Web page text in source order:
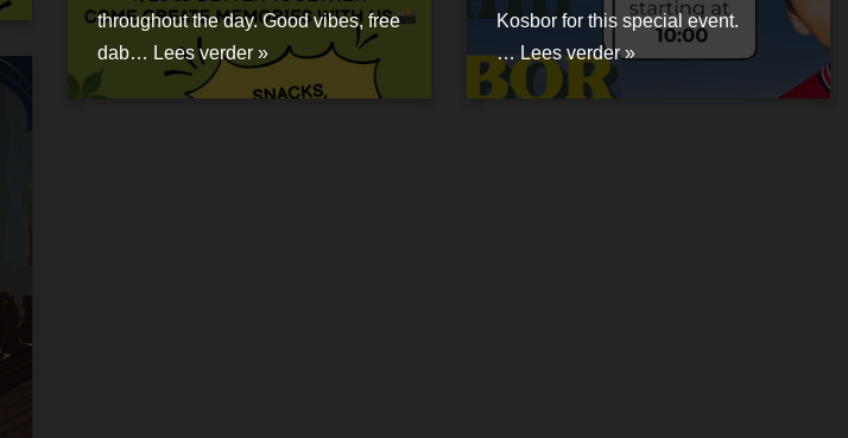
throughout the day. Good vibes, free
dab… Lees verder »
Kosbor for this special event.
… Lees verder »